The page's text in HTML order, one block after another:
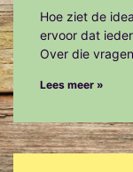
Hoe ziet de
ervoor dat
Over die
Lees meer »